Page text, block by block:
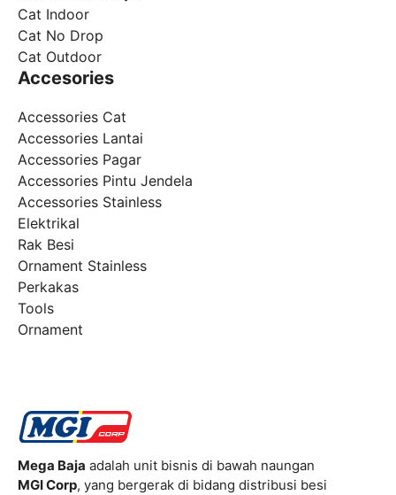
Cat Indoor
Cat No Drop
Cat Outdoor
Accesories
Accessories Cat
Accessories Lantai
Accessories Pagar
Accessories Pintu Jendela
Accessories Stainless
Elektrikal
Rak Besi
Ornament Stainless
Perkakas
Tools
Ornament
Mega Baja adalah unit bisnis di bawah naungan
MGI Corp, yang bergerak di bidang distribusi besi